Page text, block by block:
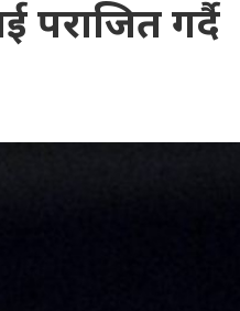
पराजित गर्दै